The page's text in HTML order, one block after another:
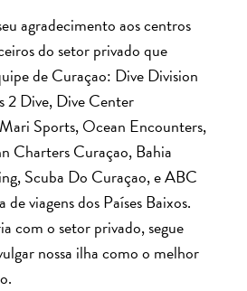
agradecimento aos centros
do setor privado que
de Curaçao: Dive Division
2 Dive, Dive Center
Sports, Ocean Encounters,
Charters Curaçao, Bahia
Scuba Do Curaçao, e ABC
de viagens dos Países Baixos.
com o setor privado, segue
nossa ilha como o melhor